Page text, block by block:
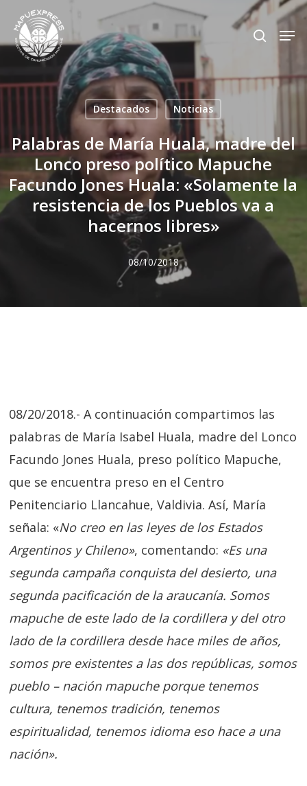
main
content
search
Destacados Noticias
Palabras de María Huala, madre del
Lonco preso político Mapuche
Facundo Jones Huala: «Solamente la
resistencia de los Pueblos va a
hacernos libres»
08/10/2018
08/20/2018.- A continuación compartimos las
palabras de María Isabel Huala, madre del Lonco
Facundo Jones Huala, preso político Mapuche,
que se encuentra preso en el Centro
Penitenciario Llancahue, Valdivia. Así, María
señala: «No creo en las leyes de los Estados
Argentinos y Chileno», comentando: «Es una
segunda campaña conquista del desierto, una
segunda pacificación de la araucanía. Somos
mapuche de este lado de la cordillera y del otro
lado de la cordillera desde hace miles de años,
somos pre existentes a las dos repúblicas, somos
pueblo – nación mapuche porque tenemos
cultura, tenemos tradición, tenemos
espiritualidad, tenemos idioma eso hace a una
nación».
Close